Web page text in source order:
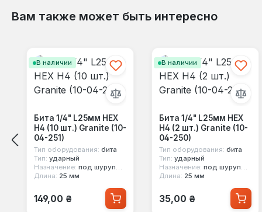
Вам также может быть интересно
В наличии
Бита 1/4" L25мм HEX
Н4 (10 шт.) Granite (10-
04-251)
Тип оборудования: бита
Тип: ударный
Назначение: под шуруповерт, под ручной инструмент
Длина: 25 мм
Обычная цена:
149,00 ₴
В наличии
Бита 1/4" L25мм HEX
Н4 (2 шт.) Granite (10-
04-250)
Тип оборудования: бита
Тип: ударный
Назначение: под шуруповерт, под ручной инструмент
Длина: 25 мм
Обычная цена:
35,00 ₴